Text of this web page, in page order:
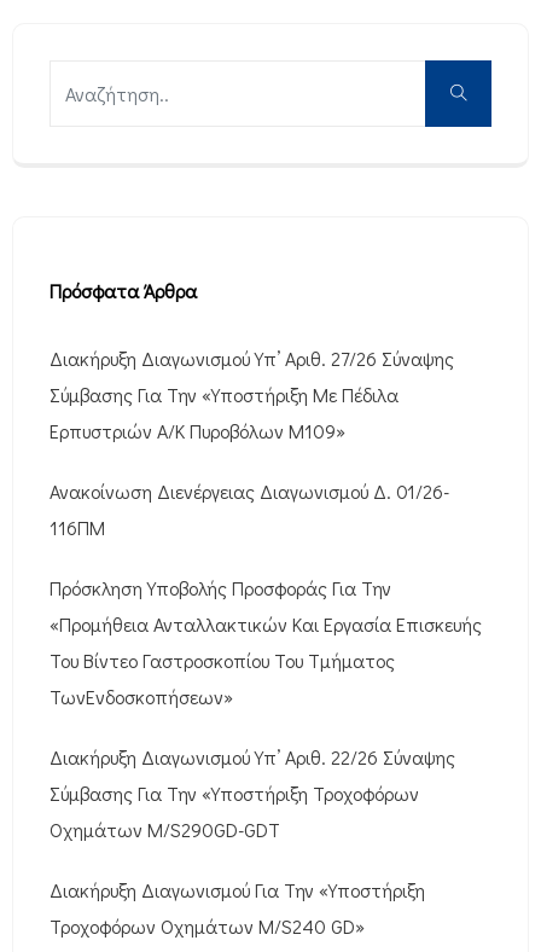
Πρόσφατα Άρθρα
Διακήρυξη Διαγωνισμού Υπ’ Αριθ. 27/26 Σύναψης
Σύμβασης Για Την «Υποστήριξη Με Πέδιλα
Ερπυστριών Α/Κ Πυροβόλων M109»
Ανακοίνωση Διενέργειας Διαγωνισμού Δ. 01/26-
116ΠΜ
Πρόσκληση Υποβολής Προσφοράς Για Την
«Προμήθεια Ανταλλακτικών Και Εργασία Επισκευής
Του Βίντεο Γαστροσκοπίου Του Τμήματος
ΤωνΕνδοσκοπήσεων»
Διακήρυξη Διαγωνισμού Υπ’ Αριθ. 22/26 Σύναψης
Σύμβασης Για Την «Υποστήριξη Τροχοφόρων
Οχημάτων M/S290GD-GDT
Διακήρυξη Διαγωνισμού Για Την «Υποστήριξη
Τροχοφόρων Οχημάτων M/S240 GD»